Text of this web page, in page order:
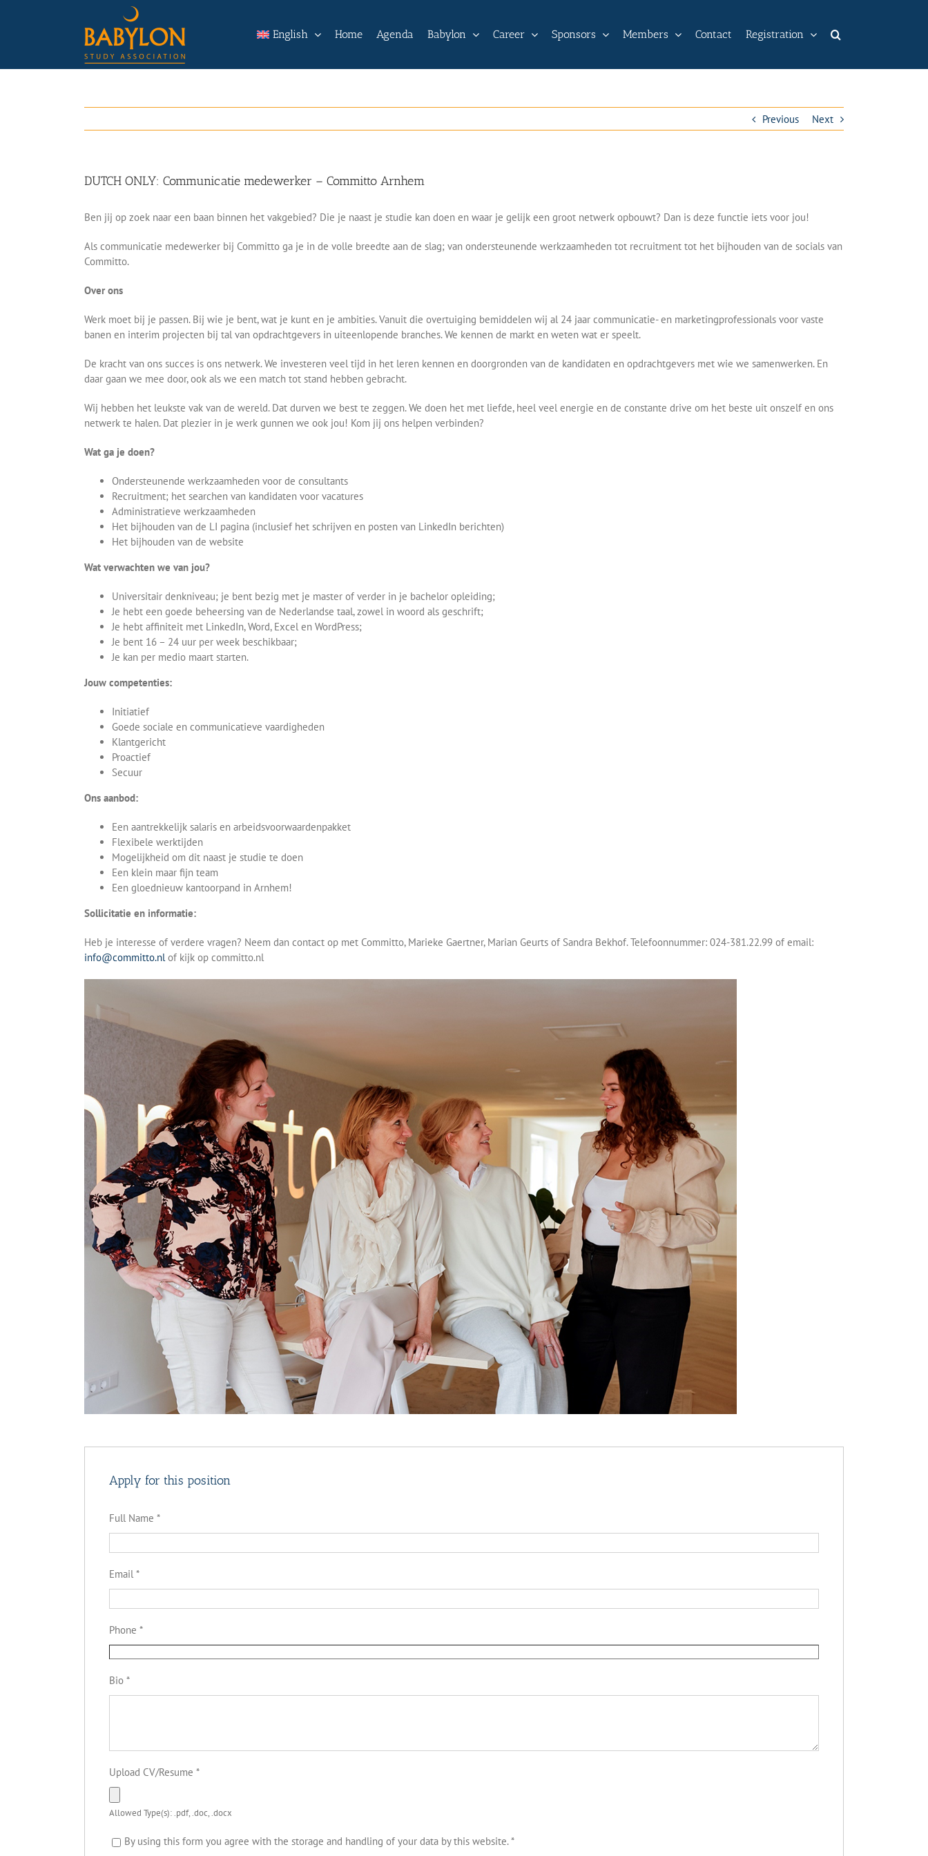
English Home Agenda Babylon Career Sponsors Members Contact Registration
Previous Next
DUTCH ONLY: Communicatie medewerker – Committo Arnhem
Ben jij op zoek naar een baan binnen het vakgebied? Die je naast je studie kan doen en waar je gelijk een groot netwerk opbouwt? Dan is deze functie iets voor jou!
Als communicatie medewerker bij Committo ga je in de volle breedte aan de slag; van ondersteunende werkzaamheden tot recruitment tot het bijhouden van de socials van
Committo.
Over ons
Werk moet bij je passen. Bij wie je bent, wat je kunt en je ambities. Vanuit die overtuiging bemiddelen wij al 24 jaar communicatie- en marketingprofessionals voor vaste
banen en interim projecten bij tal van opdrachtgevers in uiteenlopende branches. We kennen de markt en weten wat er speelt.
De kracht van ons succes is ons netwerk. We investeren veel tijd in het leren kennen en doorgronden van de kandidaten en opdrachtgevers met wie we samenwerken. En
daar gaan we mee door, ook als we een match tot stand hebben gebracht.
Wij hebben het leukste vak van de wereld. Dat durven we best te zeggen. We doen het met liefde, heel veel energie en de constante drive om het beste uit onszelf en ons
netwerk te halen. Dat plezier in je werk gunnen we ook jou! Kom jij ons helpen verbinden?
Wat ga je doen?
Ondersteunende werkzaamheden voor de consultants
Recruitment; het searchen van kandidaten voor vacatures
Administratieve werkzaamheden
Het bijhouden van de LI pagina (inclusief het schrijven en posten van LinkedIn berichten)
Het bijhouden van de website
Wat verwachten we van jou?
Universitair denkniveau; je bent bezig met je master of verder in je bachelor opleiding;
Je hebt een goede beheersing van de Nederlandse taal, zowel in woord als geschrift;
Je hebt affiniteit met LinkedIn, Word, Excel en WordPress;
Je bent 16 – 24 uur per week beschikbaar;
Je kan per medio maart starten.
Jouw competenties:
Initiatief
Goede sociale en communicatieve vaardigheden
Klantgericht
Proactief
Secuur
Ons aanbod:
Een aantrekkelijk salaris en arbeidsvoorwaardenpakket
Flexibele werktijden
Mogelijkheid om dit naast je studie te doen
Een klein maar fijn team
Een gloednieuw kantoorpand in Arnhem!
Sollicitatie en informatie:
Heb je interesse of verdere vragen? Neem dan contact op met Committo, Marieke Gaertner, Marian Geurts of Sandra Bekhof. Telefoonnummer: 024-381.22.99 of email:
info@committo.nlof kijk op committo.nl
Apply for this position
Full Name *
Email *
Phone *
Bio *
Upload CV/Resume *
Allowed Type(s): .pdf, .doc, .docx
By using this form you agree with the storage and handling of your data by this website.*